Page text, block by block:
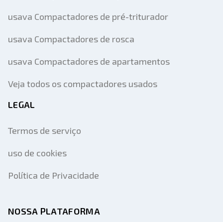
usava Compactadores de pré-triturador
usava Compactadores de rosca
usava Compactadores de apartamentos
Veja todos os compactadores usados
LEGAL
Termos de serviço
uso de cookies
Política de Privacidade
NOSSA PLATAFORMA